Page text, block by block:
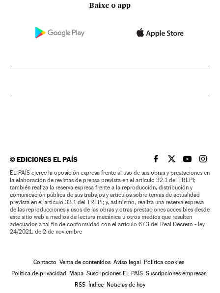
Baixe o app
©EDICIONES EL PAÍS EL PAÍS BRASIL EN
EL PAÍSEL PAÍS
EL
EL PAÍS ejerce la oposición expresa frente al uso de sus obras y prestaciones en
la elaboración de revistas de prensa prevista en el artículo 32.1 del TRLPI;
también realiza la reserva expresa frente a la reproducción, distribución y
comunicación pública de sus trabajos y artículos sobre temas de actualidad
prevista en el artículo 33.1 del TRLPI; y, asimismo, realiza una reserva expresa
de las reproducciones y usos de las obras y otras prestaciones accesibles desde
este sitio web a medios de lectura mecánica u otros medios que resulten
adecuados a tal fin de conformidad con el artículo 67.3 del Real Decreto - ley
24/2021, de 2 de noviembre
Contacto Venta de contenidos Aviso legal
Política cookies
Política de privacidad
Mapa Suscripciones EL PAÍS Suscripciones empresas
RSS
Índice Noticias de hoy